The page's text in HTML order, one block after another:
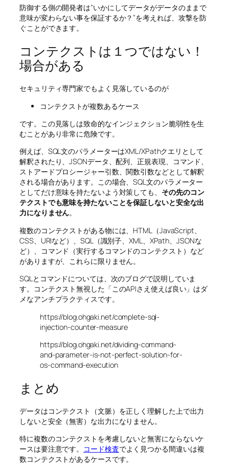
防御する側の開発者は”いかにしてデータがデータのままで
意味が変わらない事を保証するか？”を考えれば、攻撃を防
ぐことができます。
コンテクストは１つではない！
場合がある
セキュリティ専門家でもよく見落しているのが
コンテクストが複数あるケース
です。この見落しは致命的なインジェクション脆弱性を生
むことがあり非常に危険です。
例えば、SQL文のパラメーターはXML/XPathクエリとして
解釈されたり、JSONデータ、配列、正規表現、コマンド、
ストアードプロシージャー引数、関数引数などとして解釈
される場合があります。この場合、SQL文のパラメーター
としてだけ意味を持たないよう対策しても、 その先のコン
テクストでも意味を持たないことを保証しないと安全な出
力になりません。
複数のコンテクストがある物には、HTML（JavaScript、
CSS、URIなど）、SQL（識別子、XML、XPath、JSONな
ど）、コマンド（実行するコマンドのコンテクスト）など
がありますが、これらに限りません。
SQLとコマンドについては、次のブログで説明していま
す。コンテクスト無視した「このAPIさえ使えば良い」はダ
メなアンチプラクティスです。
https://blog.ohgaki.net/complete-sql-
injection-counter-measure
https://blog.ohgaki.net/dividing-command-
and-parameter-is-not-perfect-solution-for-
os-command-execution
まとめ
データはコンテクスト（文脈）を正しく理解した上で出力
しないと安全（無害）な出力になりません。
特に複数のコンテクストを考慮しないと無害にならないケ
ースは要注意です。 コード検査でよく見つかる間違いは複
数コンテクストがあるケースです。